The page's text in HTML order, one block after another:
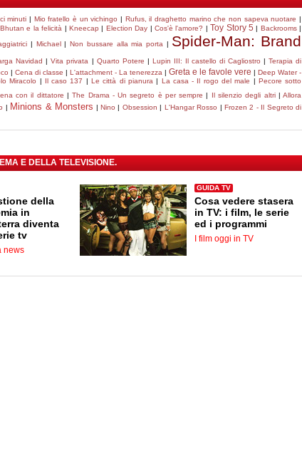
minuti | Mio fratello è un vichingo | Rufus, il draghetto marino che non sapeva nuotare |
e la felicità | Kneecap | Election Day | Cos'è l'amore? | Toy Story 5 | Backrooms|
| Michael|Non bussare alla mia porta | Spider-Man: Brand
Navidad |Vita privata | Quarto Potere | Lupin III: Il castello di Cagliostro |Terapia di
| Cena di classe | L'attachment - La tenerezza | Greta e le favole vere | Deep Water -
Miracolo | Il caso 137 |Le città di pianura | La casa - Il rogo del male | Pecore sotto
con il dittatore |The Drama - Un segreto è per sempre | Il silenzio degli altri|Allora
| Minions & Monsters |Nino | Obsession | L'Hangar Rosso |Frozen 2 - Il Segreto di
E DELLA TELEVISIONE.
della
in
diventa
tv
news
GUIDA TV
Cosa vedere stasera
in TV: i film, le serie
ed i programmi
I film oggi in TV